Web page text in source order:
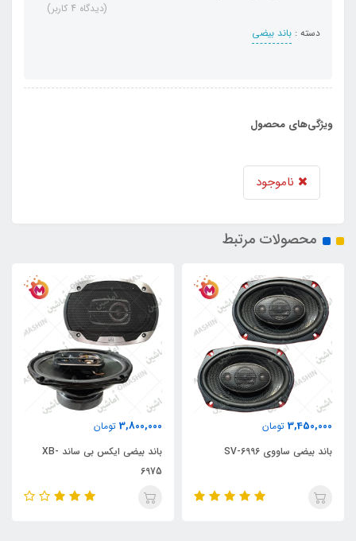
دسته : باند بیضی
(دیدگاه 4 کاربر)
ویژگی‌های محصول
ناموجود
محصولات مرتبط
3,450,000 تومان
باند بیضی ساووی SV-6996
3,800,000 تومان
باند بیضی ایکس بی ساند XB-
6975